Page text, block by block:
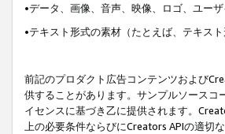
•データ、画像、音声、映像、ロゴ、ユー
•テキスト形式の素材（たとえば、テキスト
前記のプロダクト広告コンテンツおよび
供することがあります。サンプルソース
イセンスに基づき乙に提供されます。
上の必要条件ならびにCreators APIの適